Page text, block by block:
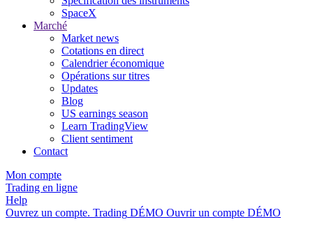
SpaceX
Marché
Market news
Cotations en direct
Calendrier économique
Opérations sur titres
Updates
Blog
US earnings season
Learn TradingView
Client sentiment
Contact
Mon compte
Trading en ligne
Help
Ouvrez un compte. Trading DÉMO Ouvrir un compte DÉMO